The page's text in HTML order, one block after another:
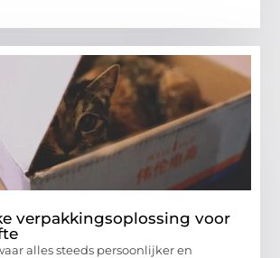
verpakkingsoplossing voor
alles steeds persoonlijker en